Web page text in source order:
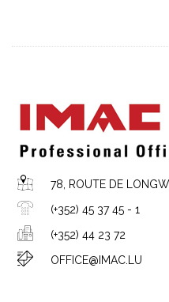
78, ROUTE DE
(+352) 45 37 45 - 1
(+352) 44 23 72
OFFICE@IMAC.LU